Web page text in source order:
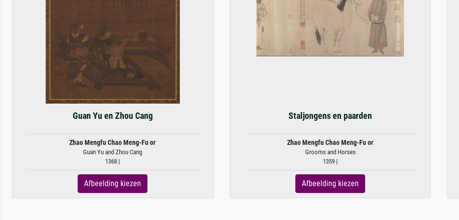
Guan Yu en Zhou Cang
Zhao Mengfu Chao Meng-Fu or
Guan Yu and Zhou Cang
1368 |
Afbeelding kiezen
Staljongens en paarden
Zhao Mengfu Chao Meng-Fu or
Grooms and Horses
1359 |
Afbeelding kiezen